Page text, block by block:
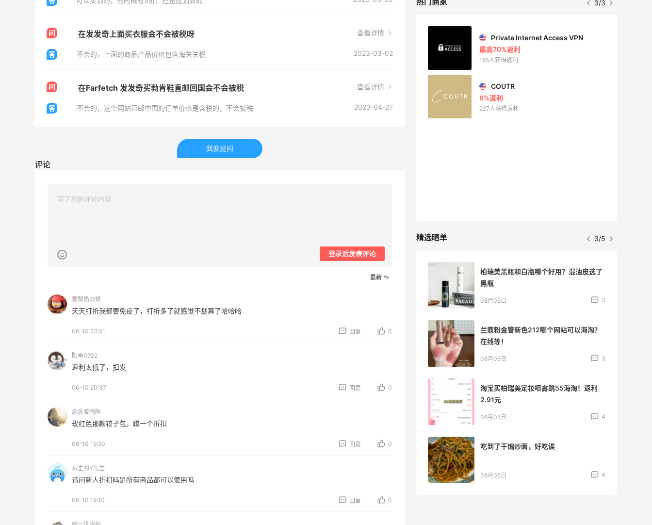
问 在发发奇上面买衣服会不会被税呀 查看详情
答 不会的，上面的商品产品价格包含海关关税 2023-03-02
问 在Farfetch 发发奇买勃肯鞋直邮回国会不会被税 查看详情
答 不会的，这个网站直邮中国的订单价格是含税的，不会被税 2023-04-27
我要提问
评论
登录后发表评论
最新
爱酸奶の猫
天天打折我都要免疫了，打折多了就感觉不划算了哈哈哈
06-10 23:51 回复 0
阳哥0922
返利太低了，扣发
06-10 20:37 回复 0
念念爱陶陶
玫红色那款铰子包，蹲一个折扣
06-10 19:20 回复 0
厷主的Y先生
请问新人折扣码是所有商品都可以使用吗
06-10 19:10 回复 0
3/3
Mac Duggal
最高2%返利
6012人成功下单
Biōkreativ
54人获得返利
最高3%返利
Private Internet Access VPN
最高70%返利
185人获得返利
COUTR
6%返利
227人获得返利
精选晒单 3/5
08月06日
Bobbi Brown美网2026黑五海淘活动什
08月06日
碳水快乐｜童年回忆李先生牛肉面🍜
户外运动防-晒｜蜜丝婷开挂摇摇乐实测
08月06日
FWRD黑五2026海淘奢侈品折扣力度大
FWRD美网2026黑五海淘活动什么时候
【黑五海淘攻略】Bobbi Brown黑五
柏瑞美黑瓶和白瓶哪个好用？混油皮选了
黑瓶
08月05日 3
兰蔻粉金管新色212哪个网站可以海淘？
在线等！
08月05日 3
淘宝买柏瑞美定妆喷雾跳55海淘！返利
2.91元
08月05日 4
吃到了干煸炒面，好吃诶
08月05日 4